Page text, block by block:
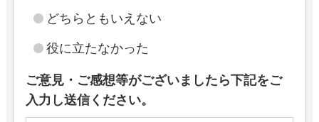
どちらともいえない
役に立たなかった
ご意見・ご感想等がございましたら下記をご
入力し送信ください。